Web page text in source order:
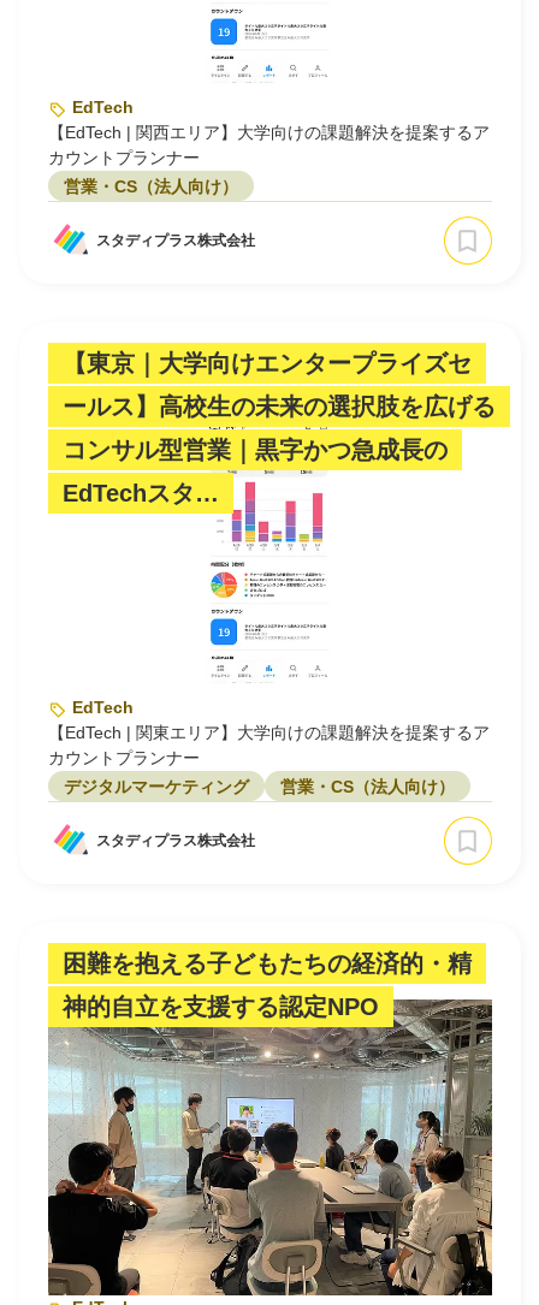
EdTech
【EdTech | 関西エリア】大学向けの課題解決を提案するア
カウントプランナー
営業・CS（法人向け）
スタディプラス株式会社
【東京｜大学向けエンタープライズセ
ールス】高校生の未来の選択肢を広げる
コンサル型営業｜黒字かつ急成長の
EdTechスタ…
EdTech
【EdTech | 関東エリア】大学向けの課題解決を提案するア
カウントプランナー
デジタルマーケティング
営業・CS（法人向け）
スタディプラス株式会社
困難を抱える子どもたちの経済的・精
神的自立を支援する認定NPO